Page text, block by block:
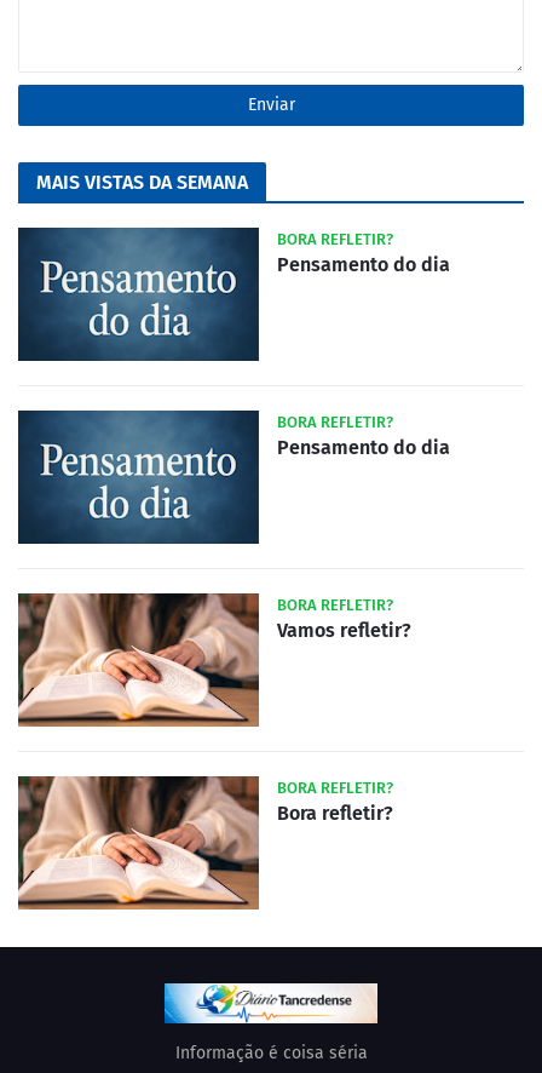
MAIS VISTAS DA SEMANA
BORA REFLETIR?
Pensamento do dia
BORA REFLETIR?
Pensamento do dia
BORA REFLETIR?
Vamos refletir?
BORA REFLETIR?
Bora refletir?
Informação é coisa séria